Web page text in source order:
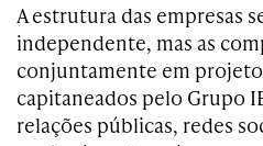
A estrutura das empresas
independente, mas as
conjuntamente em
capitaneados pelo Grupo
relações públicas, redes